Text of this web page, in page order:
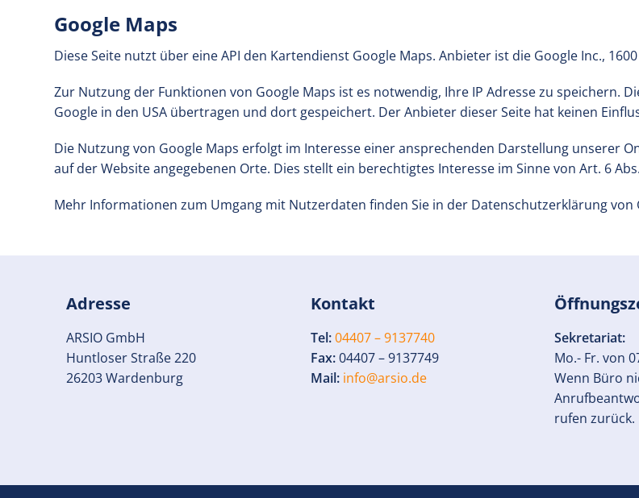
Google Maps
Diese Seite nutzt über eine API den Kartendienst Google Maps. Anbieter ist die Google Inc.,
Zur Nutzung der Funktionen von Google Maps ist es notwendig, Ihre IP Adresse zu speichern.
Google in den USA übertragen und dort gespeichert. Der Anbieter dieser Seite hat keinen
Die Nutzung von Google Maps erfolgt im Interesse einer ansprechenden Darstellung unserer
auf der Website angegebenen Orte. Dies stellt ein berechtigtes Interesse im Sinne von Art. 6
Mehr Informationen zum Umgang mit Nutzerdaten finden Sie in der Datenschutzerklärung von
Adresse
ARSIO GmbH
Huntloser Straße 220
26203 Wardenburg
Kontakt
Tel: 04407 – 9137740
Fax:04407 – 9137749
Mail: info@arsio.de
Sekretariat:
Mo.- Fr. von
Wenn Büro
rufen zurück.